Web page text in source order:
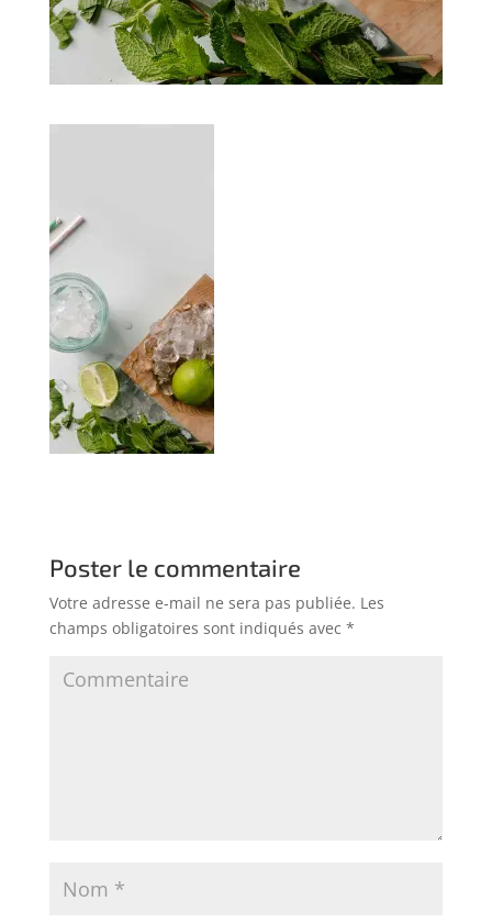
Poster le commentaire
Votre adresse e-mail ne sera pas publiée. Les
champs obligatoires sont indiqués avec *